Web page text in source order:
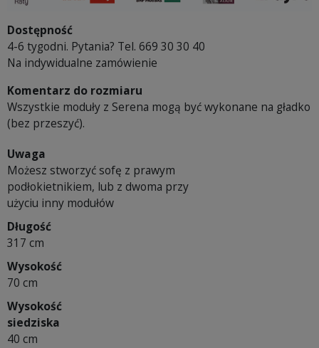
Dostępność
4-6 tygodni. Pytania? Tel. 669 30 30 40
Na indywidualne zamówienie
Komentarz do rozmiaru
Wszystkie moduły z Serena mogą być wykonane na gładko
(bez przeszyć).
Uwaga
Możesz stworzyć sofę z prawym
podłokietnikiem, lub z dwoma przy
użyciu inny modułów
Długość
317 cm
Wysokość
70 cm
Wysokość
siedziska
40 cm